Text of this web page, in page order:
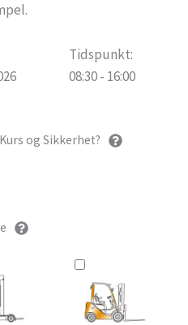
Tidspunkt:
08:30 - 16:00
og Sikkerhet?